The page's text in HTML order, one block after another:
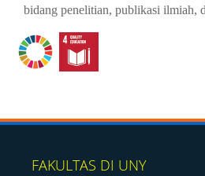
bidang penelitian, publikasi ilmiah,
FAKULTAS DI UNY